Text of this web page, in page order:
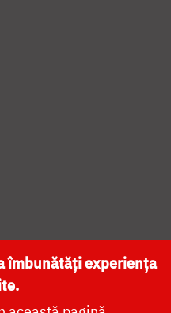
NAȚIONALĂ
îmbunătăți experiența